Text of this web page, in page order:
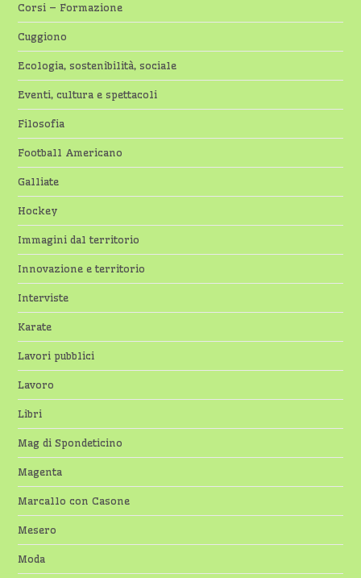
Corsi – Formazione
Cuggiono
Ecologia, sostenibilità, sociale
Eventi, cultura e spettacoli
Filosofia
Football Americano
Galliate
Hockey
Immagini dal territorio
Innovazione e territorio
Interviste
Karate
Lavori pubblici
Lavoro
Libri
Mag di Spondeticino
Magenta
Marcallo con Casone
Mesero
Moda